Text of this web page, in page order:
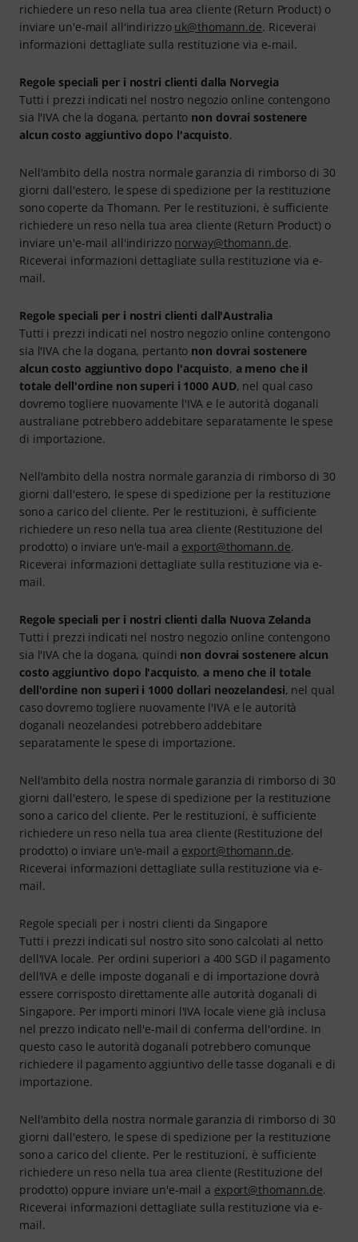
richiedere un reso nella tua area cliente (Return Product) o
inviare un'e-mail all'indirizzo uk@thomann.de. Riceverai
informazioni dettagliate sulla restituzione via e-mail.
Regole speciali per i nostri clienti dalla Norvegia
Tutti i prezzi indicati nel nostro negozio online contengono
sia l'IVA che la dogana, pertanto non dovrai sostenere
alcun costo aggiuntivo dopo l'acquisto.
Nell'ambito della nostra normale garanzia di rimborso di 30
giorni dall'estero, le spese di spedizione per la restituzione
sono coperte da Thomann. Per le restituzioni, è sufficiente
richiedere un reso nella tua area cliente (Return Product) o
inviare un'e-mail all'indirizzo norway@thomann.de.
Riceverai informazioni dettagliate sulla restituzione via e-
mail.
Regole speciali per i nostri clienti dall'Australia
Tutti i prezzi indicati nel nostro negozio online contengono
sia l'IVA che la dogana, pertanto non dovrai sostenere
alcun costo aggiuntivo dopo l'acquisto, a meno che il
totale dell'ordine non superi i 1000 AUD, nel qual caso
dovremo togliere nuovamente l'IVA e le autorità doganali
australiane potrebbero addebitare separatamente le spese
di importazione.
Nell'ambito della nostra normale garanzia di rimborso di 30
giorni dall'estero, le spese di spedizione per la restituzione
sono a carico del cliente. Per le restituzioni, è sufficiente
richiedere un reso nella tua area cliente (Restituzione del
prodotto) o inviare un'e-mail a export@thomann.de.
Riceverai informazioni dettagliate sulla restituzione via e-
mail.
Regole speciali per i nostri clienti dalla Nuova Zelanda
Tutti i prezzi indicati nel nostro negozio online contengono
sia l'IVA che la dogana, quindi non dovrai sostenere alcun
costo aggiuntivo dopo l'acquisto,a meno che il totale
dell'ordine non superi i 1000 dollari neozelandesi, nel qual
caso dovremo togliere nuovamente l'IVA e le autorità
doganali neozelandesi potrebbero addebitare
separatamente le spese di importazione.
Nell'ambito della nostra normale garanzia di rimborso di 30
giorni dall'estero, le spese di spedizione per la restituzione
sono a carico del cliente. Per le restituzioni, è sufficiente
richiedere un reso nella tua area cliente (Restituzione del
prodotto) o inviare un'e-mail a export@thomann.de.
Riceverai informazioni dettagliate sulla restituzione via e-
mail.
Regole speciali per i nostri clienti da Singapore
Tutti i prezzi indicati sul nostro sito sono calcolati al netto
dell'IVA locale. Per ordini superiori a 400 SGD il pagamento
dell'IVA e delle imposte doganali e di importazione dovrà
essere corrisposto direttamente alle autorità doganali di
Singapore. Per importi minori l'IVA locale viene già inclusa
nel prezzo indicato nell'e-mail di conferma dell'ordine. In
questo caso le autorità doganali potrebbero comunque
richiedere il pagamento aggiuntivo delle tasse doganali e di
importazione.
Nell'ambito della nostra normale garanzia di rimborso di 30
giorni dall'estero, le spese di spedizione per la restituzione
sono a carico del cliente. Per le restituzioni, è sufficiente
richiedere un reso nella tua area cliente (Restituzione del
prodotto) oppure inviare un'e-mail a export@thomann.de.
Riceverai informazioni dettagliate sulla restituzione via e-
mail.